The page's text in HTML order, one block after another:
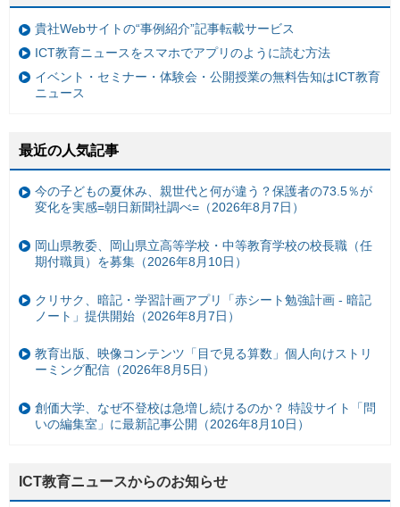
貴社Webサイトの“事例紹介”記事転載サービス
ICT教育ニュースをスマホでアプリのように読む方法
イベント・セミナー・体験会・公開授業の無料告知はICT教育
ニュース
最近の人気記事
今の子どもの夏休み、親世代と何が違う？保護者の73.5％が
変化を実感=朝日新聞社調べ=（2026年8月7日）
岡山県教委、岡山県立高等学校・中等教育学校の校長職（任
期付職員）を募集（2026年8月10日）
クリサク、暗記・学習計画アプリ「赤シート勉強計画 - 暗記
ノート」提供開始（2026年8月7日）
教育出版、映像コンテンツ「目で見る算数」個人向けストリ
ーミング配信（2026年8月5日）
創価大学、なぜ不登校は急増し続けるのか？ 特設サイト「問
いの編集室」に最新記事公開（2026年8月10日）
ICT教育ニュースからのお知らせ